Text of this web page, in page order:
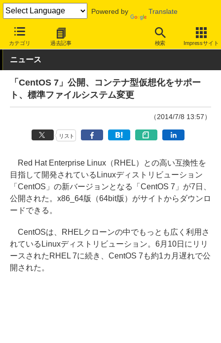
Powered by Translate
カテゴリ 過去記事 検索 Impressサイト
INTERNET Watch サービス/ソフト ソフトウェア OS
ニュース
「CentOS 7」公開、コンテナ型仮想化をサポー
ト、標準ファイルシステム変更
（2014/7/8 13:57）
リスト
Red Hat Enterprise Linux（RHEL）との高い互換性を
目指して開発されているLinuxディストリビューション
「CentOS」の新バージョンとなる「CentOS 7」が7日、
公開された。x86_64版（64bit版）がサイトからダウンロ
ードできる。
CentOSは、RHELクローンの中でもっとも広く利用さ
れているLinuxディストリビューション。6月10日にリリ
ースされたRHEL 7に続き、CentOS 7も約1カ月遅れで公
開された。